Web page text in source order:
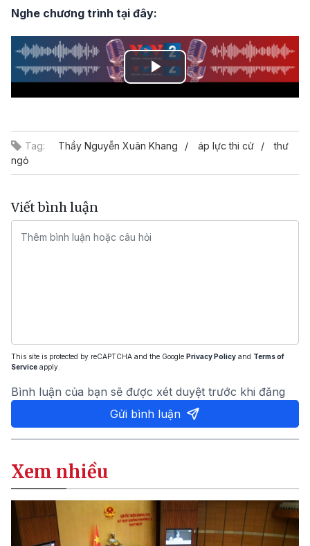
Nghe chương trình tại đây:
Play
Tag: Thầy Nguyễn Xuân Khang áp lực thi cử
thư
ngỏ
Viết bình luận
This site is protected by reCAPTCHA and the Google Privacy Policy and Terms of
Service apply.
Bình luận của bạn sẽ được xét duyệt trước khi đăng
Gửi bình luận
Xem nhiều